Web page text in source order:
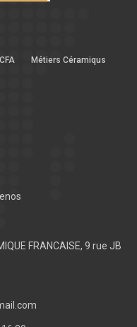
CFA Métiers Céramiqus
FRANCAISE, 9 rue JB